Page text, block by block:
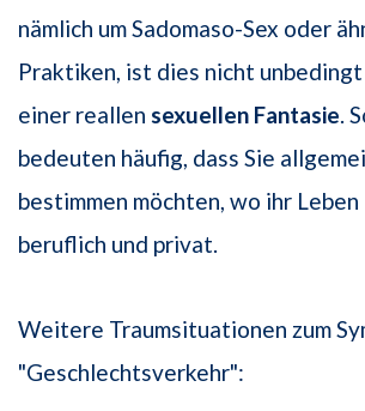
nämlich um Sadomaso-Sex oder
Praktiken, ist dies nicht
einer reallen sexuellen Fantasie .
bedeuten häufig, dass Sie
bestimmen möchten, wo ihr
beruflich und privat.
Weitere Traumsituationen zum
"Geschlechtsverkehr":